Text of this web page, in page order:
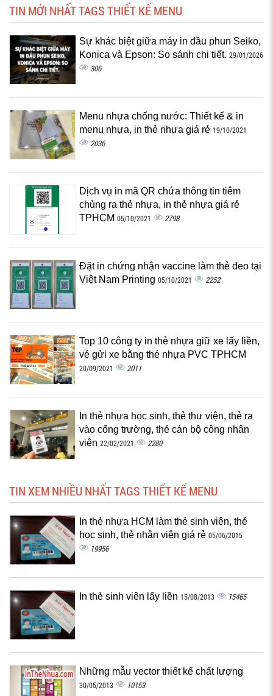
TIN MỚI NHẤT TAGS THIẾT KẾ MENU
Sự khác biệt giữa máy in đầu phun Seiko,
Konica và Epson: So sánh chi tiết. 29/01/2026
306
Menu nhựa chống nước: Thiết kế & in
menu nhựa, in thẻ nhựa giá rẻ 19/10/2021
2036
Dịch vụ in mã QR chứa thông tin tiêm
chủng ra thẻ nhựa, in thẻ nhựa giá rẻ
TPHCM 05/10/2021 2798
Đặt in chứng nhận vaccine làm thẻ đeo tại
Việt Nam Printing 05/10/2021 2252
Top 10 công ty in thẻ nhựa giữ xe lấy liền,
vé gửi xe bằng thẻ nhựa PVC TPHCM
20/09/2021 2011
In thẻ nhựa học sinh, thẻ thư viện, thẻ ra
vào cổng trường, thẻ cán bộ công nhân
viên 22/02/2021 2280
TIN XEM NHIỀU NHẤT TAGS THIẾT KẾ MENU
In thẻ nhựa HCM làm thẻ sinh viên, thẻ
học sinh, thẻ nhân viên giá rẻ 05/06/2015
19956
In thẻ sinh viên lấy liền 15/08/2013 15465
Những mẫu vector thiết kế chất lượng
30/05/2013 10153